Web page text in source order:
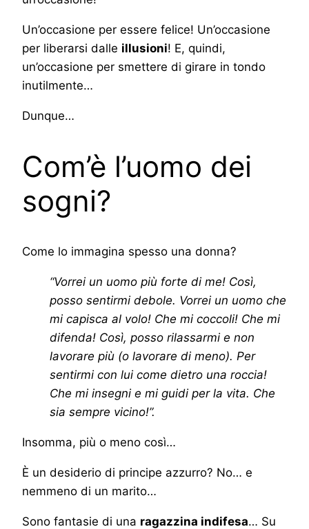
Un’occasione per essere felice! Un’occasione
per liberarsi dalle illusioni! E, quindi,
un’occasione per smettere di girare in tondo
inutilmente…
Dunque…
Com’è l’uomo dei
sogni?
Come lo immagina spesso una donna?
“Vorrei un uomo più forte di me! Così,
posso sentirmi debole. Vorrei un uomo che
mi capisca al volo! Che mi coccoli! Che mi
difenda! Così, posso rilassarmi e non
lavorare più (o lavorare di meno). Per
sentirmi con lui come dietro una roccia!
Che mi insegni e mi guidi per la vita. Che
sia sempre vicino!”.
Insomma, più o meno così…
È un desiderio di principe azzurro? No… e
nemmeno di un marito…
Sono fantasie di una ragazzina indifesa… Su